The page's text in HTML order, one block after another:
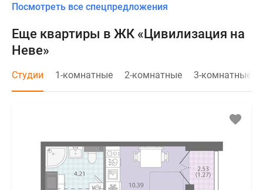
Посмотреть все спецпредложения
Еще квартиры в ЖК «Цивилизация на
Неве»
Студии 1-комнатные 2-комнатные 3-комнатные